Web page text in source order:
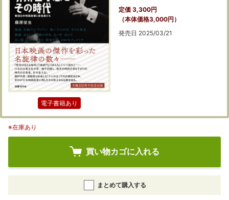
電子書籍あり
定価 3,300円
（本体価格3,000円）
発売日 2025/03/21
※在庫あり
買い物カゴに入れる
まとめて購入する